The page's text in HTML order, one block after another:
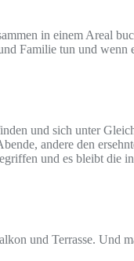
in einem Areal
Familie tun und wenn
und sich unter
andere den
und es bleibt die
und Terrasse. Und